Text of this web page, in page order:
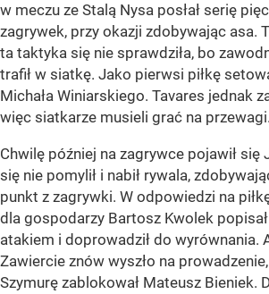
w meczu ze Stalą Nysa posłał serię
zagrywek, przy okazji zdobywając asa.
ta taktyka się nie sprawdziła, bo
trafił w siatkę. Jako pierwsi piłkę
Michała Winiarskiego. Tavares jednak
więc siatkarze musieli grać na przewagi.
Chwilę później na zagrywce pojawił się
się nie pomylił i nabił rywala,
punkt z zagrywki. W odpowiedzi na
dla gospodarzy Bartosz Kwolek
atakiem i doprowadził do wyrównania.
Zawiercie znów wyszło na
Szymurę zablokował Mateusz Bieniek.